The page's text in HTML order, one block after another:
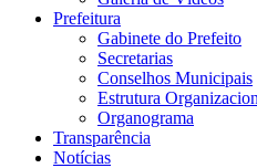
Prefeitura
Gabinete do Prefeito
Secretarias
Conselhos Municipais
Estrutura
Organograma
Transparência
Notícias